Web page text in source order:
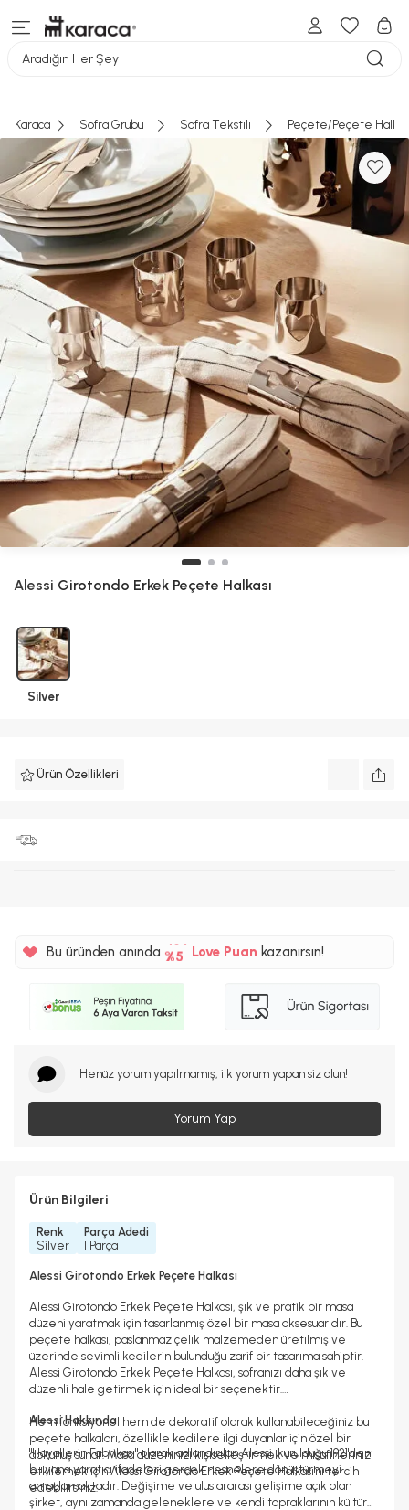
Aradığın Her Şey
Karaca Sofra Grubu Sofra Tekstili Peçete/Peçete
Alessi Girotondo Erkek Peçete Halkası
Silver
Ürün Özellikleri
Bu üründen anında %5 Love Puankazanırsın!
Henüz yorum yapılmamış, ilk yorum yapan siz olun!
Yorum Yap
Ürün Bilgileri
Renk
Silver
Parça Adedi
1 Parça
Alessi Girotondo Erkek Peçete Halkası
Alessi Girotondo Erkek Peçete Halkası, şık ve pratik bir masa
düzeni yaratmak için tasarlanmış özel bir masa aksesuarıdır. Bu
peçete halkası, paslanmaz çelik malzemeden üretilmiş ve
üzerinde sevimli kedilerin bulunduğu zarif bir tasarıma sahiptir.
Alessi Girotondo Erkek Peçete Halkası, sofranızı daha şık ve
düzenli hale getirmek için ideal bir seçenektir.
Hem fonksiyonel hem de dekoratif olarak kullanabileceğiniz bu
peçete halkaları, özellikle kedilere ilgi duyanlar için özel bir
dokunuş sunar. Masa düzeninizi kişiselleştirmek ve misafirlerinizi
etkilemek için Alessi Girotondo Erkek Peçete Halkası'nı tercih
edebilirsiniz.
Alessi Hakkında
"Hayallerin Fabrikası" olarak adlandırılan Alessi, kurulduğu 1921'den
bu yana yaratıcı ifadeleri gerçek nesnelere dönüştürmeyi
amaçlamaktadır. Değişime ve uluslararası gelişime açık olan
şirket, aynı zamanda geleneklere ve kendi topraklarının kültürel